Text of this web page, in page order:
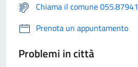
Chiama il comune 055.87941
Prenota un appuntamento
Problemi in città